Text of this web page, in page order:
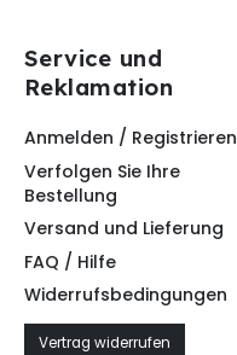
Service und
Reklamation
Anmelden / Registrieren
Verfolgen Sie Ihre
Bestellung
Versand und Lieferung
FAQ / Hilfe
Widerrufsbedingungen
Vertrag widerrufen